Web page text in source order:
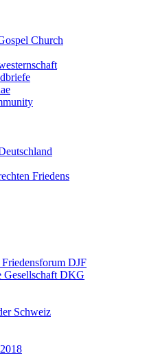
Church
Friedens
DJF
Gesellschaft DKG
Schweiz